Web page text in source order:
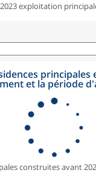
exploitation
principales
et la période
construites avant